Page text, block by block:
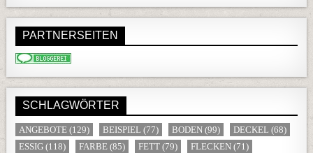
PARTNERSEITEN
SCHLAGWÖRTER
ANGEBOTE (129) BEISPIEL (77) BODEN (99) DECKEL (68)
ESSIG (118) FARBE (85) FETT (79) FLECKEN (71)